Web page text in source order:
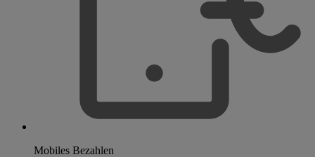
Mobiles Bezahlen